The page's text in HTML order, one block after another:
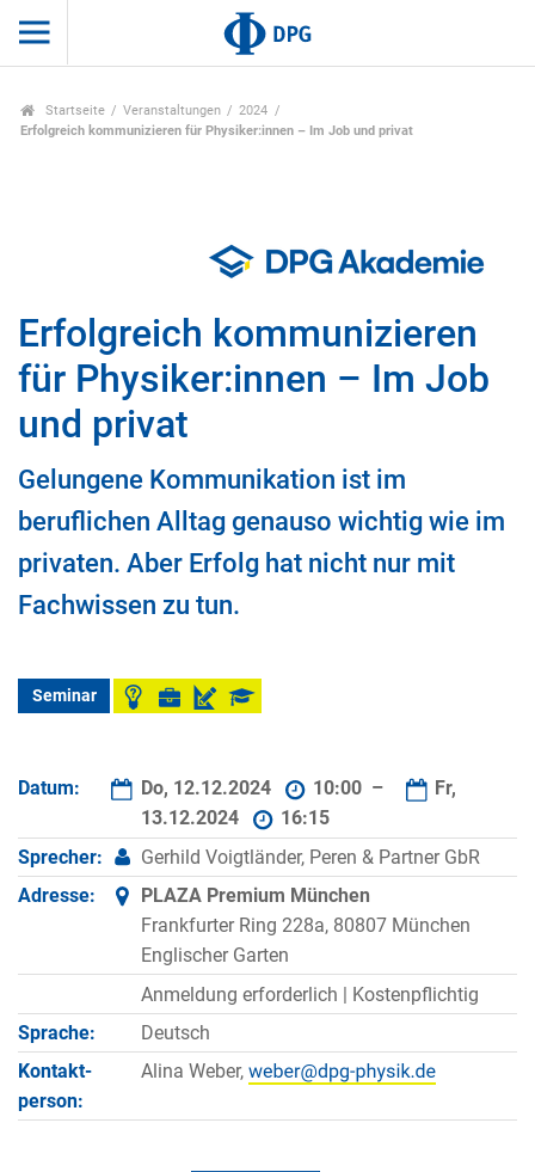
Startseite Veranstaltungen
2024
Erfolgreich kommunizieren für Physiker:innen – Im Job und privat
Erfolgreich kommunizieren
für Physiker:innen – Im Job
und privat
Gelungene Kommunikation ist im
beruflichen Alltag genauso wichtig wie im
privaten. Aber Erfolg hat nicht nur mit
Fachwissen zu tun.
Seminar
Datum: Do, 12.12.2024 10:00 –
Fr,
13.12.2024
16:15
Sprecher:
Gerhild Voigtländer, Peren & Partner GbR
Adresse:
PLAZA Premium München
Frankfurter Ring 228a, 80807 München
Englischer Garten
Anmeldung erforderlich | Kostenpflichtig
Sprache:
Deutsch
Kontakt­
person:
Alina Weber,